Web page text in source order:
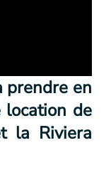
prendre en
location de
la Riviera